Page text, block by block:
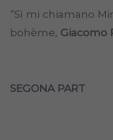
“Sì mi chiamano
bohème, Giacomo
SEGONA PART